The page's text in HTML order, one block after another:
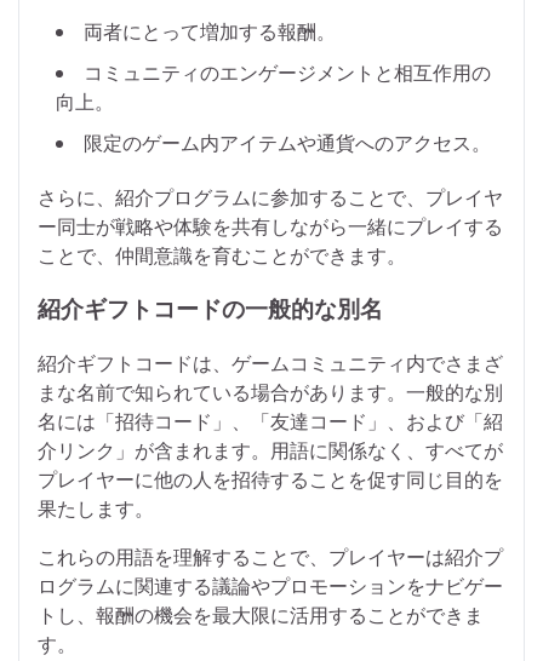
両者にとって増加する報酬。
コミュニティのエンゲージメントと相互作用の
向上。
限定のゲーム内アイテムや通貨へのアクセス。
さらに、紹介プログラムに参加することで、プレイヤ
ー同士が戦略や体験を共有しながら一緒にプレイする
ことで、仲間意識を育むことができます。
紹介ギフトコードの一般的な別名
紹介ギフトコードは、ゲームコミュニティ内でさまざ
まな名前で知られている場合があります。一般的な別
名には「招待コード」、「友達コード」、および「紹
介リンク」が含まれます。用語に関係なく、すべてが
プレイヤーに他の人を招待することを促す同じ目的を
果たします。
これらの用語を理解することで、プレイヤーは紹介プ
ログラムに関連する議論やプロモーションをナビゲー
トし、報酬の機会を最大限に活用することができま
す。